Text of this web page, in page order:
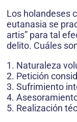
Los holandeses
eutanasia se
artis” para tal
delito. Cuáles
1. Naturaleza
2. Petición
3. Sufrimiento
4.
5. Realización